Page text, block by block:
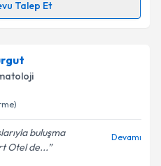
Gönder
Talep Et
için randevu takvimi talebi
randevu almanız için bir
posta ile bilgilendireceğiz.
buluşma
Otel de...
Devamı